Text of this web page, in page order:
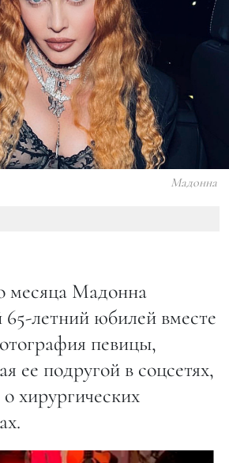
Мадонна
месяца Мадонна
65-летний юбилей вместе
певицы,
ее подругой в соцсетях,
хирургических